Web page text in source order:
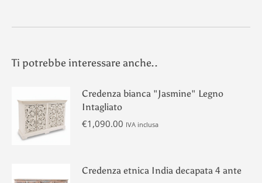
Ti potrebbe interessare anche..
Credenza bianca "Jasmine" Legno
Intagliato
€1,090.00 IVA inclusa
Credenza etnica India decapata 4 ante